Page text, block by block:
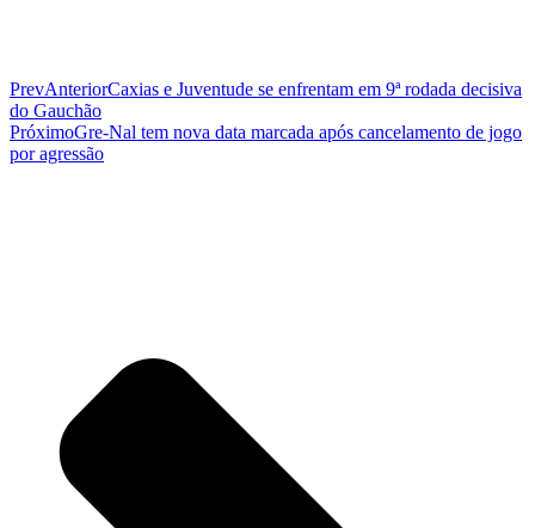
PrevAnteriorCaxias e Juventude se enfrentam em 9ª rodada decisiva
do Gauchão
PróximoGre-Nal tem nova data marcada após cancelamento de jogo
por agressão